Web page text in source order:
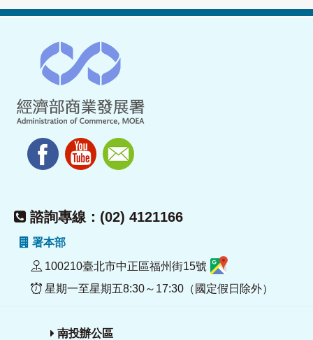
諮詢專線：(02) 4121166
署本部
100210臺北市中正區福州街15號
星期一至星期五8:30～17:30（國定假日除外）
南投辦公區